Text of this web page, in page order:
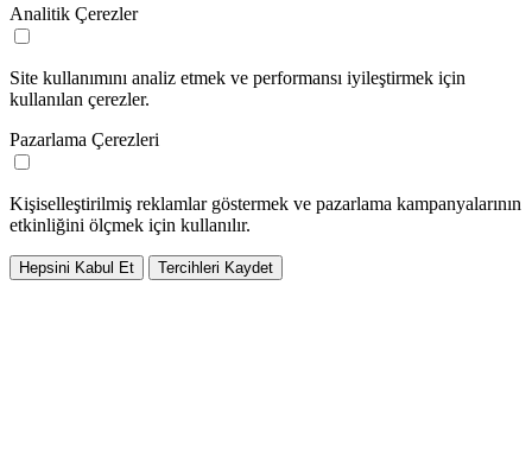
Analitik Çerezler
Site kullanımını analiz etmek ve performansı iyileştirmek için
kullanılan çerezler.
Pazarlama Çerezleri
Kişiselleştirilmiş reklamlar göstermek ve pazarlama kampanyalarının
etkinliğini ölçmek için kullanılır.
Hepsini Kabul Et Tercihleri Kaydet